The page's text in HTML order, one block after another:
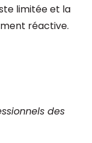
limitée et la
réactive.
des